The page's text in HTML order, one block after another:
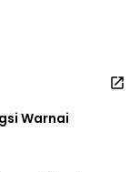
Warnai